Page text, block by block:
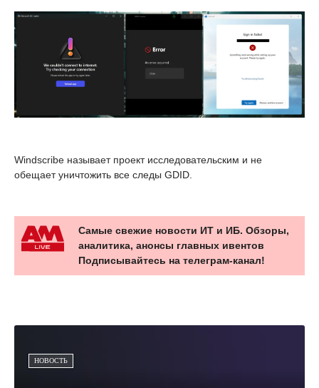
Windscribe называет проект исследовательским и не
обещает уничтожить все следы GDID.
Самые свежие новости ИТ и ИБ. Обзоры,
аналитика, анонсы главных ивентов
Подписывайтесь на телеграм-канал!
НОВОСТЬ